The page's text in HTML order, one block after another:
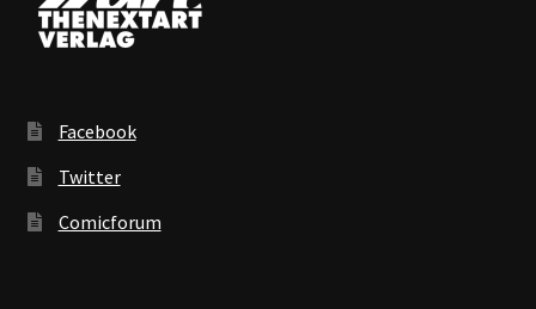
Facebook
Twitter
Comicforum